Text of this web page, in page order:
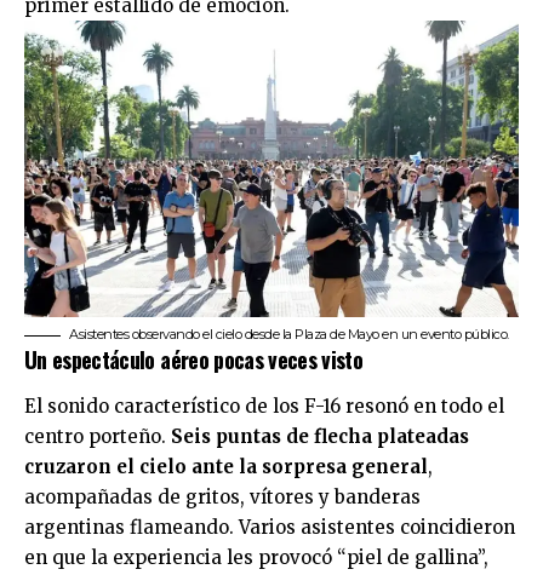
primer estallido de emoción.
Asistentes observando el cielo desde la Plaza de Mayo en un evento público.
Un espectáculo aéreo pocas veces visto
El sonido característico de los F-16 resonó en todo el
centro porteño. Seis puntas de flecha plateadas
cruzaron el cielo ante la sorpresa general,
acompañadas de gritos, vítores y banderas
argentinas flameando. Varios asistentes coincidieron
en que la experiencia les provocó “piel de gallina”,